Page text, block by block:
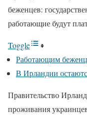
беженцев:
работающие будут
Toggle
Работающим
В Ирландии
Правительство
проживания